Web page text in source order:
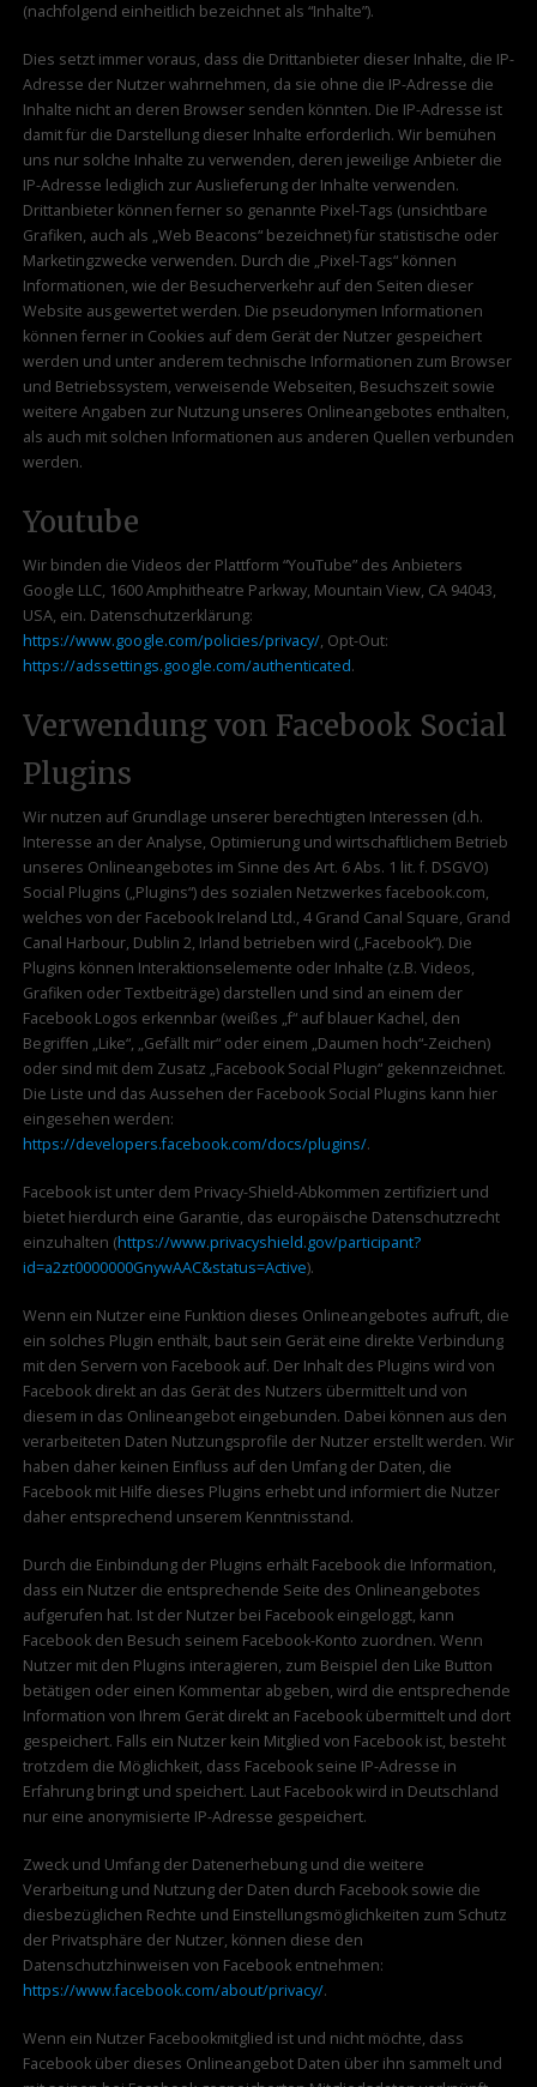
(nachfolgend einheitlich bezeichnet als “Inhalte”).
Dies setzt immer voraus, dass die Drittanbieter dieser Inhalte, die IP-
Adresse der Nutzer wahrnehmen, da sie ohne die IP-Adresse die
Inhalte nicht an deren Browser senden könnten. Die IP-Adresse ist
damit für die Darstellung dieser Inhalte erforderlich. Wir bemühen
uns nur solche Inhalte zu verwenden, deren jeweilige Anbieter die
IP-Adresse lediglich zur Auslieferung der Inhalte verwenden.
Drittanbieter können ferner so genannte Pixel-Tags (unsichtbare
Grafiken, auch als „Web Beacons“ bezeichnet) für statistische oder
Marketingzwecke verwenden. Durch die „Pixel-Tags“ können
Informationen, wie der Besucherverkehr auf den Seiten dieser
Website ausgewertet werden. Die pseudonymen Informationen
können ferner in Cookies auf dem Gerät der Nutzer gespeichert
werden und unter anderem technische Informationen zum Browser
und Betriebssystem, verweisende Webseiten, Besuchszeit sowie
weitere Angaben zur Nutzung unseres Onlineangebotes enthalten,
als auch mit solchen Informationen aus anderen Quellen verbunden
werden.
Youtube
Wir binden die Videos der Plattform “YouTube” des Anbieters
Google LLC, 1600 Amphitheatre Parkway, Mountain View, CA 94043,
USA, ein. Datenschutzerklärung:
https://www.google.com/policies/privacy/, Opt-Out:
https://adssettings.google.com/authenticated.
Verwendung von Facebook Social
Plugins
Wir nutzen auf Grundlage unserer berechtigten Interessen (d.h.
Interesse an der Analyse, Optimierung und wirtschaftlichem Betrieb
unseres Onlineangebotes im Sinne des Art. 6 Abs. 1 lit. f. DSGVO)
Social Plugins („Plugins“) des sozialen Netzwerkes facebook.com,
welches von der Facebook Ireland Ltd., 4 Grand Canal Square, Grand
Canal Harbour, Dublin 2, Irland betrieben wird („Facebook“). Die
Plugins können Interaktionselemente oder Inhalte (z.B. Videos,
Grafiken oder Textbeiträge) darstellen und sind an einem der
Facebook Logos erkennbar (weißes „f“ auf blauer Kachel, den
Begriffen „Like“, „Gefällt mir“ oder einem „Daumen hoch“-Zeichen)
oder sind mit dem Zusatz „Facebook Social Plugin“ gekennzeichnet.
Die Liste und das Aussehen der Facebook Social Plugins kann hier
eingesehen werden:
https://developers.facebook.com/docs/plugins/.
Facebook ist unter dem Privacy-Shield-Abkommen zertifiziert und
bietet hierdurch eine Garantie, das europäische Datenschutzrecht
einzuhalten (https://www.privacyshield.gov/participant?
id=a2zt0000000GnywAAC&status=Active).
Wenn ein Nutzer eine Funktion dieses Onlineangebotes aufruft, die
ein solches Plugin enthält, baut sein Gerät eine direkte Verbindung
mit den Servern von Facebook auf. Der Inhalt des Plugins wird von
Facebook direkt an das Gerät des Nutzers übermittelt und von
diesem in das Onlineangebot eingebunden. Dabei können aus den
verarbeiteten Daten Nutzungsprofile der Nutzer erstellt werden. Wir
haben daher keinen Einfluss auf den Umfang der Daten, die
Facebook mit Hilfe dieses Plugins erhebt und informiert die Nutzer
daher entsprechend unserem Kenntnisstand.
Durch die Einbindung der Plugins erhält Facebook die Information,
dass ein Nutzer die entsprechende Seite des Onlineangebotes
aufgerufen hat. Ist der Nutzer bei Facebook eingeloggt, kann
Facebook den Besuch seinem Facebook-Konto zuordnen. Wenn
Nutzer mit den Plugins interagieren, zum Beispiel den Like Button
betätigen oder einen Kommentar abgeben, wird die entsprechende
Information von Ihrem Gerät direkt an Facebook übermittelt und dort
gespeichert. Falls ein Nutzer kein Mitglied von Facebook ist, besteht
trotzdem die Möglichkeit, dass Facebook seine IP-Adresse in
Erfahrung bringt und speichert. Laut Facebook wird in Deutschland
nur eine anonymisierte IP-Adresse gespeichert.
Zweck und Umfang der Datenerhebung und die weitere
Verarbeitung und Nutzung der Daten durch Facebook sowie die
diesbezüglichen Rechte und Einstellungsmöglichkeiten zum Schutz
der Privatsphäre der Nutzer, können diese den
Datenschutzhinweisen von Facebook entnehmen:
https://www.facebook.com/about/privacy/.
Wenn ein Nutzer Facebookmitglied ist und nicht möchte, dass
Facebook über dieses Onlineangebot Daten über ihn sammelt und